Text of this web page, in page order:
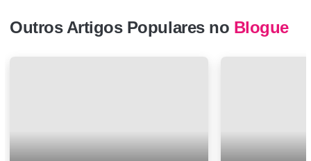
Outros Artigos Populares no Blogue